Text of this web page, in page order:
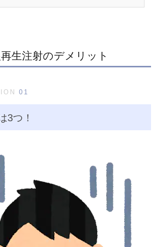
生注射のデメリット
01
3つ！